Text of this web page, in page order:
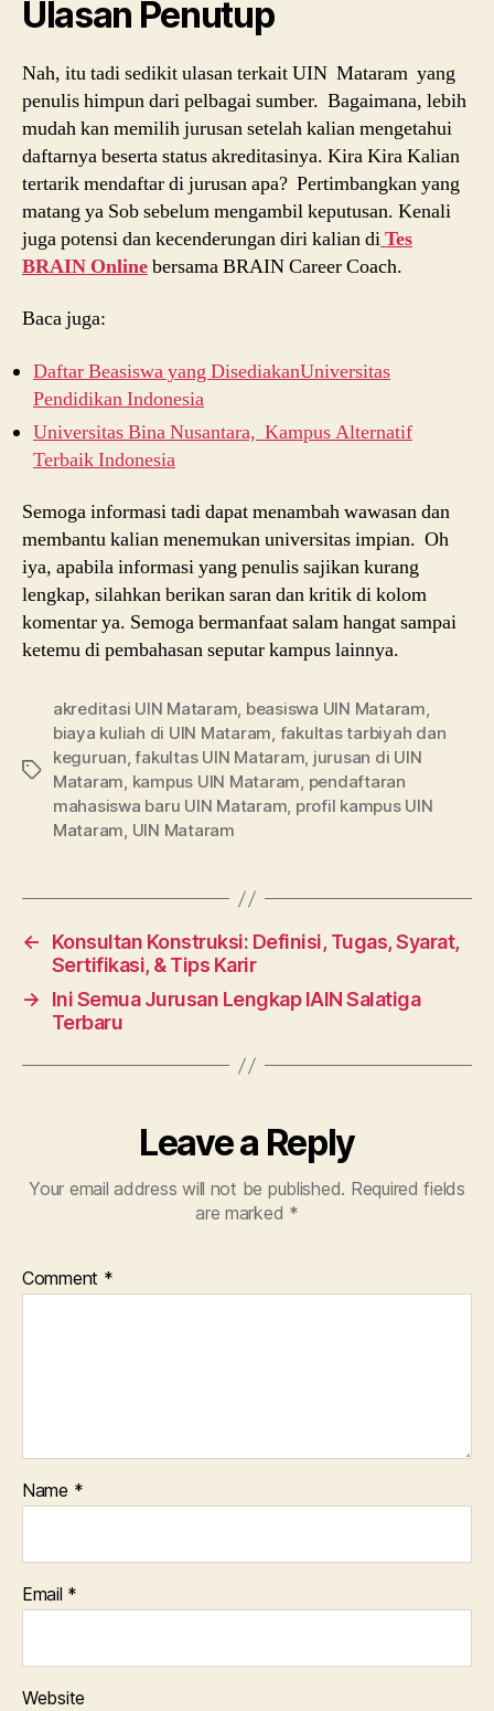
Ulasan Penutup
Nah, itu tadi sedikit ulasan terkait UIN Mataram yang
penulis himpun dari pelbagai sumber. Bagaimana, lebih
mudah kan memilih jurusan setelah kalian mengetahui
daftarnya beserta status akreditasinya. Kira Kira Kalian
tertarik mendaftar di jurusan apa? Pertimbangkan yang
matang ya Sob sebelum mengambil keputusan. Kenali
juga potensi dan kecenderungan diri kalian diTes
BRAIN Onlinebersama BRAIN Career Coach.
Baca juga:
Daftar Beasiswa yang DisediakanUniversitas
Pendidikan Indonesia
Universitas Bina Nusantara, Kampus Alternatif
Terbaik Indonesia
Semoga informasi tadi dapat menambah wawasan dan
membantu kalian menemukan universitas impian. Oh
iya, apabila informasi yang penulis sajikan kurang
lengkap, silahkan berikan saran dan kritik di kolom
komentar ya. Semoga bermanfaat salam hangat sampai
ketemu di pembahasan seputar kampus lainnya.
Tags
akreditasi UIN Mataram, beasiswa UIN Mataram,
biaya kuliah di UIN Mataram, fakultas tarbiyah dan
keguruan,fakultas UIN Mataram, jurusan di UIN
Mataram, kampus UIN Mataram, pendaftaran
mahasiswa baru UIN Mataram, profil kampus UIN
Mataram, UIN Mataram
←
Konsultan Konstruksi: Definisi, Tugas, Syarat,
Sertifikasi, & Tips Karir
→
Ini Semua Jurusan Lengkap IAIN Salatiga
Terbaru
Leave a Reply
Your email address will not be published. Required fields
are marked *
Comment *
Name *
Email *
Website